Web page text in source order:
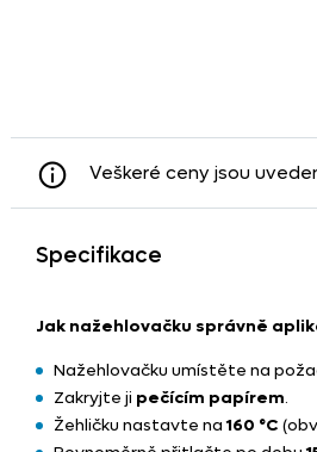
Veškeré ceny jsou
Specifikace
Jak nažehlovačku správně
Nažehlovačku umístěte na
Zakryjte ji pečícím papírem.
Žehličku nastavte na160 °C